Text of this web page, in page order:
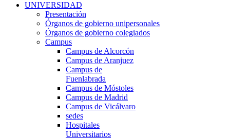
UNIVERSIDAD
Presentación
Órganos de gobierno unipersonales
Órganos de gobierno colegiados
Campus
Campus de Alcorcón
Campus de Aranjuez
Campus de
Fuenlabrada
Campus de Móstoles
Campus de Madrid
Campus de Vicálvaro
sedes
Hospitales
Universitarios